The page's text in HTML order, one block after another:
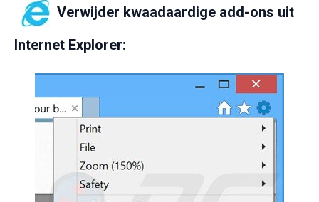
Verwijder kwaadaardige add-ons uit
Internet Explorer: